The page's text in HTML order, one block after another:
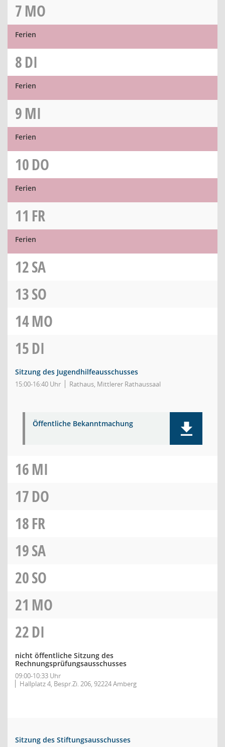
7MO
Ferien
8DI
Ferien
9MI
Ferien
10DO
Ferien
11 FR
Ferien
12SA
13SO
14MO
15DI
Sitzung des Jugendhilfeausschusses
15:00-16:40 Uhr Rathaus, Mittlerer Rathaussaal
Öffentliche Bekanntmachung
16MI
17DO
18FR
19SA
20SO
21 MO
22DI
nicht öffentliche Sitzung des
Rechnungsprüfungsausschusses
09:00-10:33 Uhr
Hallplatz 4, Bespr.Zi. 206, 92224 Amberg
Sitzung des Stiftungsausschusses